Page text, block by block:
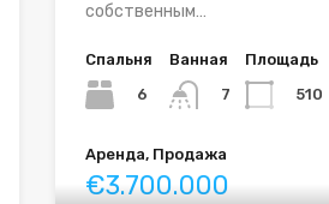
собственным…
Спальня
6
Ванная
7
Площадь
510
Аренда, Продажа
€3.700.000